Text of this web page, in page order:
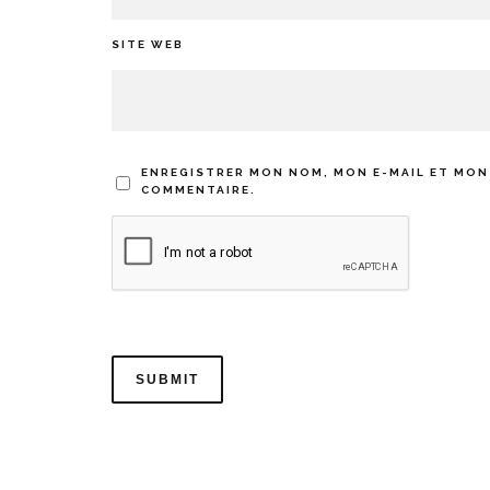
SITE WEB
ENREGISTRER MON NOM, MON E-MAIL ET
COMMENTAIRE.